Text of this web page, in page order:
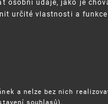
určité vlastnosti a
a nelze bez nich
souhlasů).